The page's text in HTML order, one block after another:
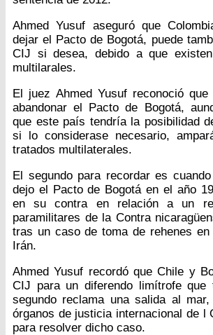
Ahmed Yusuf aseguró que
dejar el Pacto de Bogotá, puede
CIJ si desea, debido a que
multilarales.
El juez Ahmed Yusuf reconoció que
abandonar el Pacto de Bogotá,
que este país tendría la posibilidad
si lo considerase necesario,
tratados multilaterales.
El segundo para recordar es
dejo el Pacto de Bogotá en el año
en su contra en relación a un
paramilitares de la Contra
tras un caso de toma de rehenes en
Irán.
Ahmed Yusuf recordó que Chile y
CIJ para un diferendo limítrofe que
segundo reclama una salida al mar,
órganos de justicia internacional de l
para resolver dicho caso.